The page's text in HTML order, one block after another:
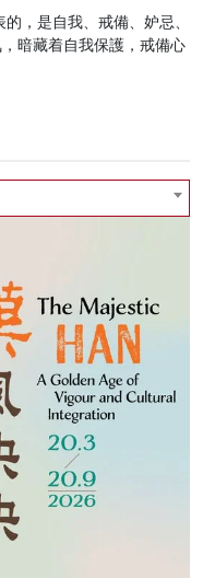
，是自我、戒備、妒忌、
暗藏着自我保護，戒備心